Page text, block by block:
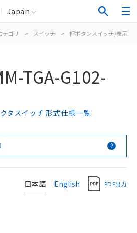
Japan
テゴリ > スイッチ > 押ボタンスイッチ/表示灯
TGA-G102-
タスイッチ 形式仕様一覧
日本語 English PDF出力